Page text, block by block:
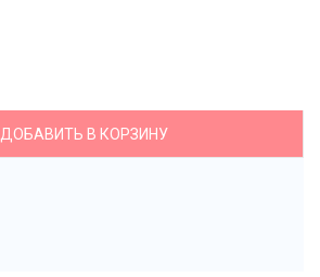
ДОБАВИТЬ В КОРЗИНУ